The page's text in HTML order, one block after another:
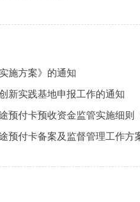
施方案》的通知
新实践基地申报工作的通知